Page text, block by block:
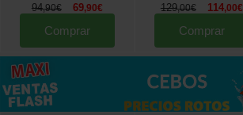
94,90€ 69,90€
Comprar
129,00€ 114,00€
Comprar